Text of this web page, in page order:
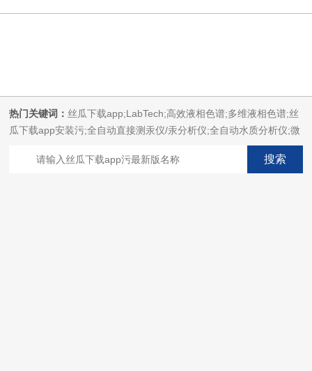
热门关键词： 丝瓜下载app;LabTech;高效液相色谱;多维液相色谱;丝
瓜下载app安装污;全自动直接测汞仪/汞分析仪;全自动水质分析仪;微
波消解萃取系统;微波合成系统;微波灰化磺化系统;全自动固相萃取系
统;Dryvap全自动溶剂蒸发系统;激光固体烧蚀进样系统;循环水冷却